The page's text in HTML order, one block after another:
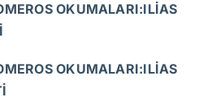
OKUMALARI:ILİAS
OKUMALARI:ILİAS